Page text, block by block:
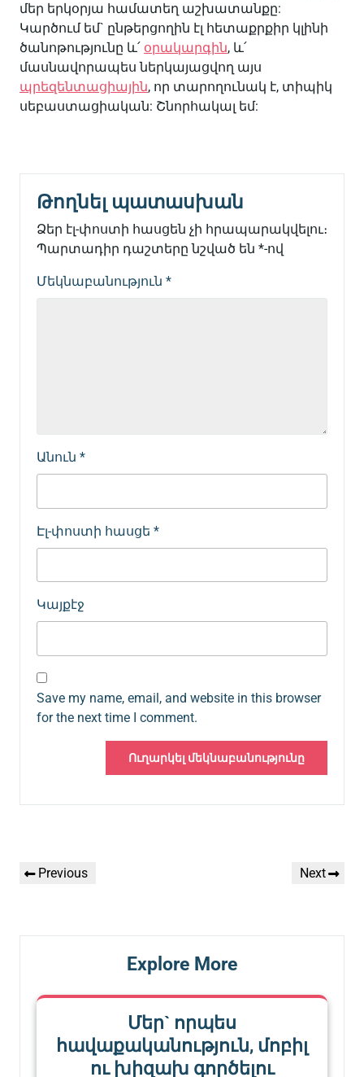
մեր երկօրյա համատեղ աշխատանքը:
Կարծում եմ` ընթերցողին էլ հետաքրքիր կլինի
ծանոթությունը և՛ օրակարգին, և՛
մասնավորապես ներկայացվող այս
պրեզենտացիային, որ տարողունակ է, տիպիկ
սեբաստացիական: Շնորհակալ եմ:
Թողնել պատասխան
Ձեր էլ-փոստի հասցեն չի հրապարակվելու։
Պարտադիր դաշտերը նշված են *-ով
Մեկնաբանություն *
Անուն *
Էլ-փոստի հասցե *
Կայքէջ
Save my name, email, and website in this browser
for the next time I comment.
նավարկումը
Previous
Previous
Next
Next
Explore More
Մեր` որպես
հավաքականություն, մոբիլ
ու խիզախ գործելու